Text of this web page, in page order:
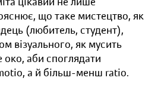
що таке мистецтво, як
(любитель, студент),
візуального, як мусить
око, аби споглядати
а й більш-менш ratio.